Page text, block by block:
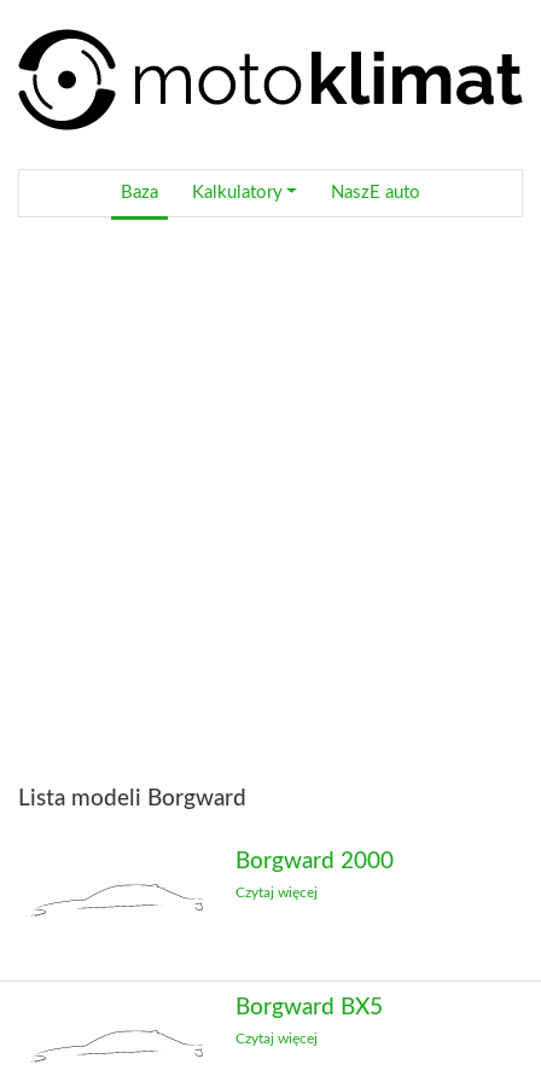
Baza Kalkulatory NaszE auto
Lista modeli Borgward
Borgward 2000
Czytaj więcej
Borgward BX5
Czytaj więcej